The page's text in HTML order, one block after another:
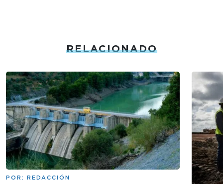
RELACIONADO
POR: REDACCIÓN